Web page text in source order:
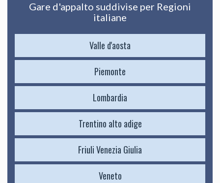
Gare d'appalto suddivise per Regioni
italiane
Valle d'aosta
Piemonte
Lombardia
Trentino alto adige
Friuli Venezia Giulia
Veneto